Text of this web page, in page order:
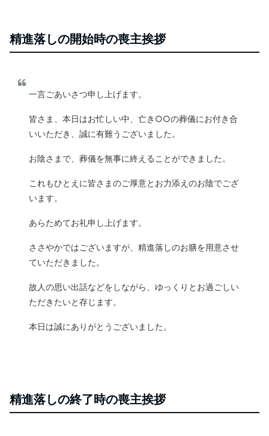
精進落しの開始時の喪主挨拶
一言ごあいさつ申し上げます。
皆さま、本日はお忙しい中、亡き○○の葬儀にお付き合
いいただき、誠に有難うございました。
お陰さまで、葬儀を無事に終えることができました。
これもひとえに皆さまのご厚意とお力添えのお陰でござ
います。
あらためてお礼申し上げます。
ささやかではございますが、精進落しのお膳を用意させ
ていただきました。
故人の思い出話などをしながら、ゆっくりとお過ごしい
ただきたいと存じます。
本日は誠にありがとうございました。
精進落しの終了時の喪主挨拶